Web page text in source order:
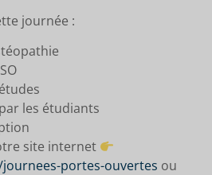
journée :
les étudiants
site internet
portes-ouvertes ou